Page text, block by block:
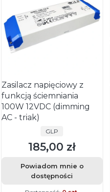
Zasilacz napięciowy z
funkcją ściemniania
100W 12VDC (dimming
AC - triak)
PRODUCENT
GLP
Cena
185,00 zł
Powiadom mnie o
dostępności